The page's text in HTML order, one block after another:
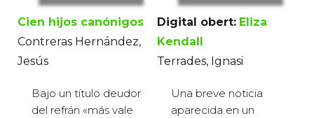
Cien hijos canónigos
Contreras Hernández,
Jesús
Bajo un título deudor
del refrán «más vale
Digital obert: Eliza
Kendall
Terrades, Ignasi
Una breve noticia
aparecida en un